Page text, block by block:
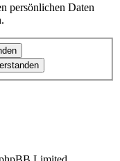
persönlichen Daten